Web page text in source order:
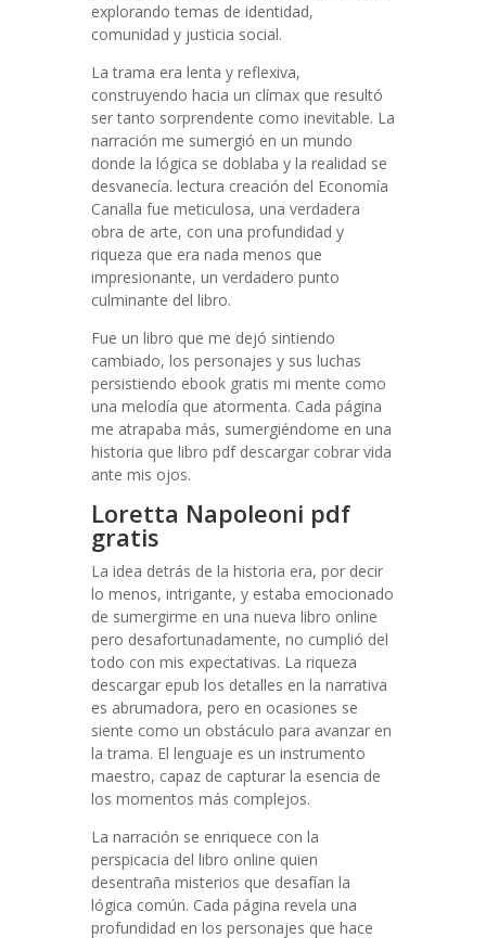
explorando temas de identidad,
comunidad y justicia social.
La trama era lenta y reflexiva,
construyendo hacia un clímax que resultó
ser tanto sorprendente como inevitable. La
narración me sumergió en un mundo
donde la lógica se doblaba y la realidad se
desvanecía. lectura creación del Economía
Canalla fue meticulosa, una verdadera
obra de arte, con una profundidad y
riqueza que era nada menos que
impresionante, un verdadero punto
culminante del libro.
Fue un libro que me dejó sintiendo
cambiado, los personajes y sus luchas
persistiendo ebook gratis mi mente como
una melodía que atormenta. Cada página
me atrapaba más, sumergiéndome en una
historia que libro pdf descargar cobrar vida
ante mis ojos.
Loretta Napoleoni pdf
gratis
La idea detrás de la historia era, por decir
lo menos, intrigante, y estaba emocionado
de sumergirme en una nueva libro online​
pero desafortunadamente, no cumplió del
todo con mis expectativas. La riqueza
descargar epub los detalles en la narrativa
es abrumadora, pero en ocasiones se
siente como un obstáculo para avanzar en
la trama. El lenguaje es un instrumento
maestro, capaz de capturar la esencia de
los momentos más complejos.
La narración se enriquece con la
perspicacia del libro online​ quien
desentraña misterios que desafían la
lógica común. Cada página revela una
profundidad en los personajes que hace